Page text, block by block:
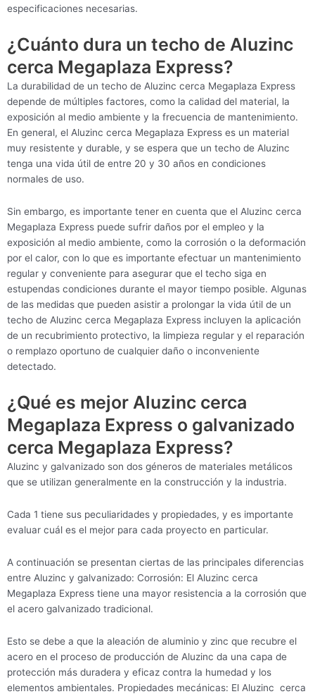
especificaciones necesarias.
¿Cuánto dura un techo de Aluzinc
cerca Megaplaza Express?
La durabilidad de un techo de Aluzinc cerca Megaplaza Express
depende de múltiples factores, como la calidad del material, la
exposición al medio ambiente y la frecuencia de mantenimiento.
En general, el Aluzinc cerca Megaplaza Express es un material
muy resistente y durable, y se espera que un techo de Aluzinc
tenga una vida útil de entre 20 y 30 años en condiciones
normales de uso.
Sin embargo, es importante tener en cuenta que el Aluzinc cerca
Megaplaza Express puede sufrir daños por el empleo y la
exposición al medio ambiente, como la corrosión o la deformación
por el calor, con lo que es importante efectuar un mantenimiento
regular y conveniente para asegurar que el techo siga en
estupendas condiciones durante el mayor tiempo posible. Algunas
de las medidas que pueden asistir a prolongar la vida útil de un
techo de Aluzinc cerca Megaplaza Express incluyen la aplicación
de un recubrimiento protectivo, la limpieza regular y el reparación
o remplazo oportuno de cualquier daño o inconveniente
detectado.
¿Qué es mejor Aluzinc cerca
Megaplaza Express o galvanizado
cerca Megaplaza Express?
Aluzinc y galvanizado son dos géneros de materiales metálicos
que se utilizan generalmente en la construcción y la industria.
Cada 1 tiene sus peculiaridades y propiedades, y es importante
evaluar cuál es el mejor para cada proyecto en particular.
A continuación se presentan ciertas de las principales diferencias
entre Aluzinc y galvanizado: Corrosión: El Aluzinc cerca
Megaplaza Express tiene una mayor resistencia a la corrosión que
el acero galvanizado tradicional.
Esto se debe a que la aleación de aluminio y zinc que recubre el
acero en el proceso de producción de Aluzinc da una capa de
protección más duradera y eficaz contra la humedad y los
elementos ambientales. Propiedades mecánicas: El Aluzinc cerca